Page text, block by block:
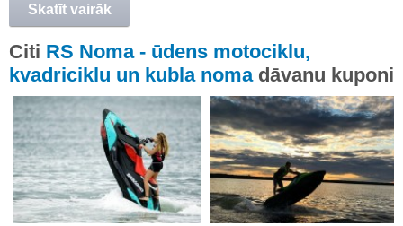
Skatīt vairāk
Citi RS Noma - ūdens motociklu,
kvadriciklu un kubla nomadāvanu kuponi